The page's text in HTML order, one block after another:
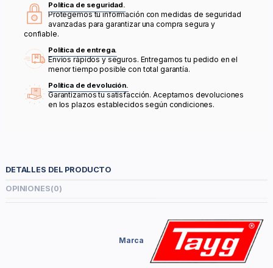
Política de seguridad.
Protegemos tu información con medidas de seguridad
avanzadas para garantizar una compra segura y
confiable.
Política de entrega.
Envíos rápidos y seguros. Entregamos tu pedido en el
menor tiempo posible con total garantía.
Política de devolución.
Garantizamos tu satisfacción. Aceptamos devoluciones
en los plazos establecidos según condiciones.
DETALLES DEL PRODUCTO
OPINIONES(0)
Marca